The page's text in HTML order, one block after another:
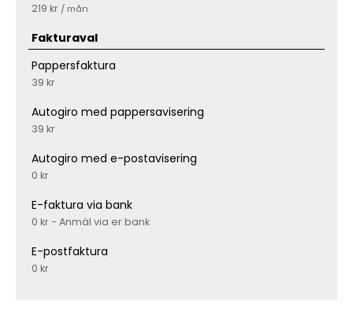
219 kr/ mån
Fakturaval
Pappersfaktura
39 kr
Autogiro med pappersavisering
39 kr
Autogiro med e-postavisering
0 kr
E-faktura via bank
0 kr - Anmäl via er bank
E-postfaktura
0 kr